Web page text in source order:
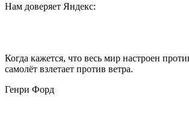
Нам доверяет Яндекс:
Когда кажется, что весь мир настроен
самолёт взлетает против ветра.
Генри Форд